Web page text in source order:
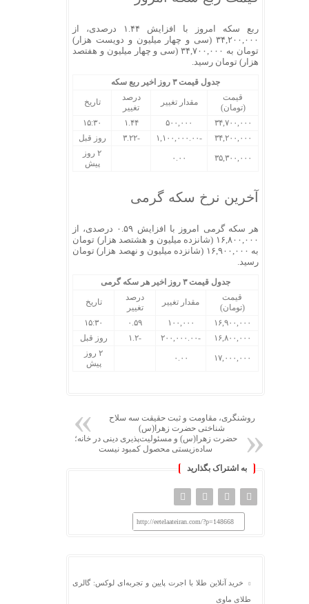
ربع سکه امروز با افزایش ۱.۴۴ درصدی، از
۳۴,۲۰۰,۰۰۰ (سی و چهار میلیون و دویست هزار)
تومان به ۳۴,۷۰۰,۰۰۰ (سی و چهار میلیون و هفتصد
هزار) تومان رسید.
جدول قیمت ۳ روز اخیر ربع سکه
قیمت
(تومان)
مقدار تغییر
درصد
تغییر
تاریخ
۳۴,۷۰۰,۰۰۰ ۵۰۰,۰۰۰ ۱.۴۴
۱۵:۳۰
۳۴,۲۰۰,۰۰۰
-۱,۱۰۰,۰۰۰.۰۰ -۳.۲۲ روز قبل
۳۵,۳۰۰,۰۰۰ ۰.۰۰
۲ روز
پیش
آخرین نرخ سکه گرمی
هر سکه گرمی امروز با افزایش ۰.۵۹ درصدی، از
۱۶,۸۰۰,۰۰۰ (شانزده میلیون و هشتصد هزار) تومان
به ۱۶,۹۰۰,۰۰۰ (شانزده میلیون و نهصد هزار) تومان
رسید.
جدول قیمت ۳ روز اخیر هر سکه گرمی
قیمت
(تومان)
مقدار تغییر
درصد
تغییر
تاریخ
۱۶,۹۰۰,۰۰۰ ۱۰۰,۰۰۰ ۰.۵۹
۱۵:۳۰
۱۶,۸۰۰,۰۰۰
-۲۰۰,۰۰۰.۰۰ -۱.۲ روز قبل
۱۷,۰۰۰,۰۰۰ ۰.۰۰
۲ روز
پیش
روشنگری، مقاومت و ثبت حقیقت سه سلاح
شناختی حضرت زهرا(س)
حضرت زهرا(س) و مسئولیت‌پذیری دینی در خانه؛
ساده‌زیستی محصول کمبود نیست
به اشتراک بگذارید
http://eetelaateiran.com/?p=148668
خرید آنلاین طلا با اجرت پایین و تجربه‌ای لوکس: گالری
طلای ماوی